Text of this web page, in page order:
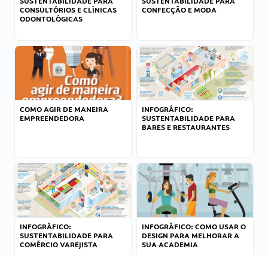
CONSULTÓRIOS E CLÍNICAS
ODONTOLÓGICAS
CONFECÇÃO E MODA
COMO AGIR DE MANEIRA
EMPREENDEDORA
INFOGRÁFICO:
SUSTENTABILIDADE PARA
BARES E RESTAURANTES
INFOGRÁFICO:
SUSTENTABILIDADE PARA
COMÉRCIO VAREJISTA
INFOGRÁFICO: COMO USAR O
DESIGN PARA MELHORAR A
SUA ACADEMIA